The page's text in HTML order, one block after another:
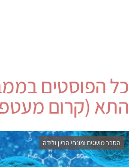
כל הפוסטים ב
התא (קרום
הסבר מושגים ומונחי הריון ולידה